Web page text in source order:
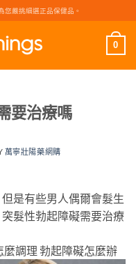
您嚴挑細選正品保健品。
0
要治療嗎
萬寧壯陽藥網購
是有些男人偶爾會髮生
髮性勃起障礙需要治療
調理 勃起障礙怎麼辦